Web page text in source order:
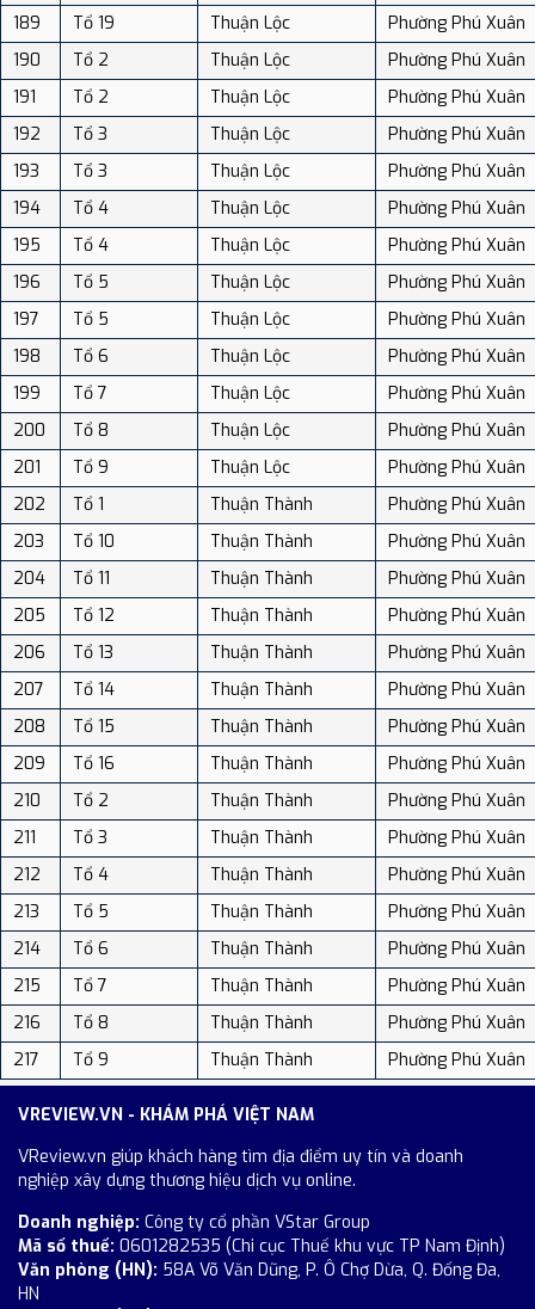
189
Tổ 19 Thuận Lộc
Phường Phú Xuân
190
Tổ 2 Thuận Lộc
Phường Phú Xuân
191
Tổ 2 Thuận Lộc
Phường Phú Xuân
192
Tổ 3 Thuận Lộc
Phường Phú Xuân
193
Tổ 3 Thuận Lộc
Phường Phú Xuân
194
Tổ 4 Thuận Lộc
Phường Phú Xuân
195
Tổ 4 Thuận Lộc
Phường Phú Xuân
196
Tổ 5 Thuận Lộc
Phường Phú Xuân
197
Tổ 5 Thuận Lộc
Phường Phú Xuân
198
Tổ 6 Thuận Lộc
Phường Phú Xuân
199
Tổ 7 Thuận Lộc
Phường Phú Xuân
200
Tổ 8 Thuận Lộc
Phường Phú Xuân
201
Tổ 9 Thuận Lộc
Phường Phú Xuân
202
Tổ 1 Thuận Thành
Phường Phú Xuân
203
Tổ 10 Thuận Thành
Phường Phú Xuân
204
Tổ 11 Thuận Thành
Phường Phú Xuân
205
Tổ 12 Thuận Thành
Phường Phú Xuân
206
Tổ 13 Thuận Thành
Phường Phú Xuân
207
Tổ 14 Thuận Thành
Phường Phú Xuân
208
Tổ 15 Thuận Thành
Phường Phú Xuân
209
Tổ 16 Thuận Thành
Phường Phú Xuân
210
Tổ 2 Thuận Thành
Phường Phú Xuân
211
Tổ 3 Thuận Thành
Phường Phú Xuân
212
Tổ 4 Thuận Thành
Phường Phú Xuân
213
Tổ 5 Thuận Thành
Phường Phú Xuân
214
Tổ 6 Thuận Thành
Phường Phú Xuân
215
Tổ 7 Thuận Thành
Phường Phú Xuân
216
Tổ 8 Thuận Thành
Phường Phú Xuân
217
Tổ 9 Thuận Thành Phường Phú Xuân
VREVIEW.VN - KHÁM PHÁ VIỆT NAM
VReview.vn giúp khách hàng tìm địa điểm uy tín và doanh
nghiệp xây dựng thương hiệu dịch vụ online.
Doanh nghiệp: Công ty cổ phần VStar Group
Mã số thuế: 0601282535 (Chi cục Thuế khu vực TP Nam Định)
Văn phòng (HN): 58A Võ Văn Dũng, P. Ô Chợ Dừa, Q. Đống Đa,
HN